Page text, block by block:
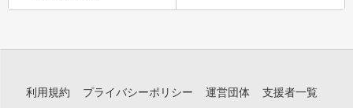
利用規約 プライバシーポリシー 運営団体 支援者一覧